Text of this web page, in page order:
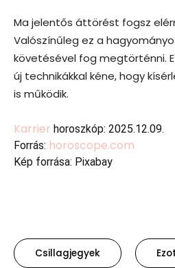
Ma jelentős áttörést fogsz
Valószínűleg ez a
követésével fog megtörténni.
új technikákkal kéne, hogy
is működik.
Karrier horoszkóp: 2025.12.09.
Forrás: horoscope.com
Kép forrása: Pixabay
Csillagjegyek